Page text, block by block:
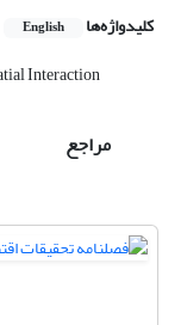
کلیدواژه‌ها English
Interaction
مراجع